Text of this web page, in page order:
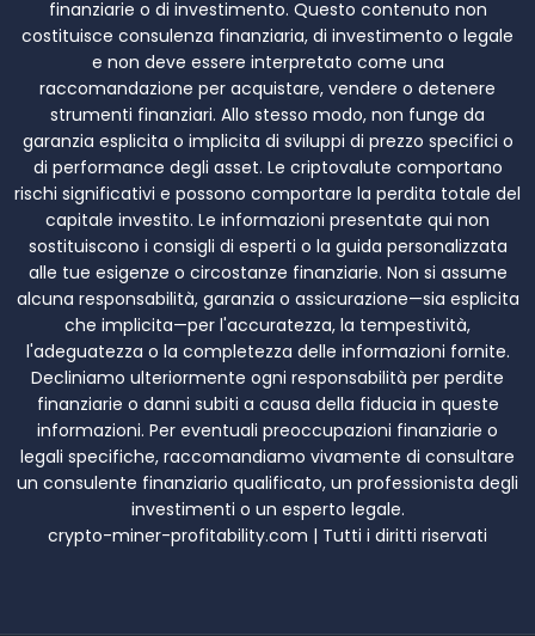
finanziarie o di investimento. Questo contenuto non
costituisce consulenza finanziaria, di investimento o legale
e non deve essere interpretato come una
raccomandazione per acquistare, vendere o detenere
strumenti finanziari. Allo stesso modo, non funge da
garanzia esplicita o implicita di sviluppi di prezzo specifici o
di performance degli asset. Le criptovalute comportano
rischi significativi e possono comportare la perdita totale del
capitale investito. Le informazioni presentate qui non
sostituiscono i consigli di esperti o la guida personalizzata
alle tue esigenze o circostanze finanziarie. Non si assume
alcuna responsabilità, garanzia o assicurazione—sia esplicita
che implicita—per l'accuratezza, la tempestività,
l'adeguatezza o la completezza delle informazioni fornite.
Decliniamo ulteriormente ogni responsabilità per perdite
finanziarie o danni subiti a causa della fiducia in queste
informazioni. Per eventuali preoccupazioni finanziarie o
legali specifiche, raccomandiamo vivamente di consultare
un consulente finanziario qualificato, un professionista degli
investimenti o un esperto legale.
crypto-miner-profitability.com | Tutti i diritti riservati